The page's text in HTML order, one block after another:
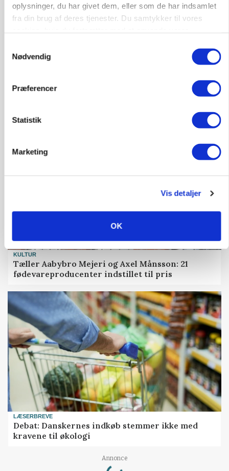
oplysninger, du har givet dem, eller som de har indsamlet
fra din brug af deres tjenester. Du samtykker til vores
Nødvendig
Præferencer
Statistik
Marketing
Vis detaljer
OK
Efter lån på 182 millioner: Sindal Biogas vil
KULTUR
Tæller Aabybro Mejeri og Axel Månsson: 21
fødevareproducenter indstillet til pris
LÆSERBREVE
Debat: Danskernes indkøb stemmer ikke med
kravene til økologi
Annonce
Loading...